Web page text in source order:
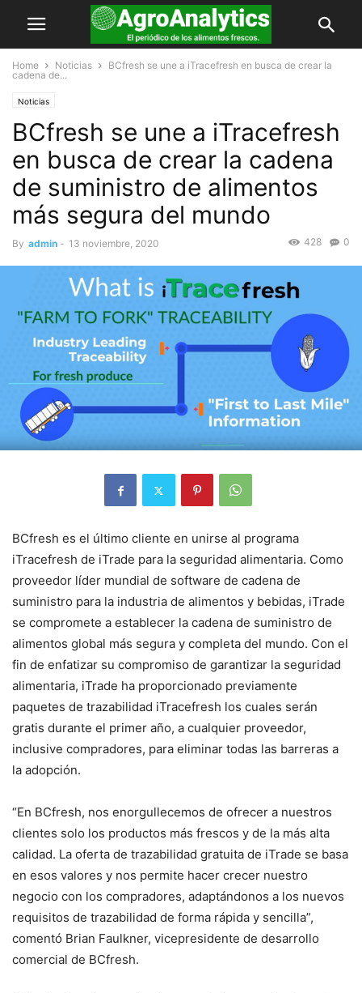
Home Noticias
BCfresh se une a iTracefresh en busca de crear la
cadena de...
Noticias
BCfresh se une a iTracefresh
en busca de crear la cadena
de suministro de alimentos
más segura del mundo
By admin - 13 noviembre, 2020 0
428
BCfresh es el último cliente en unirse al programa
iTracefresh de iTrade para la seguridad alimentaria. Como
proveedor líder mundial de software de cadena de
suministro para la industria de alimentos y bebidas, iTrade
se compromete a establecer la cadena de suministro de
alimentos global más segura y completa del mundo. Con el
fin de enfatizar su compromiso de garantizar la seguridad
alimentaria, iTrade ha proporcionado previamente
paquetes de trazabilidad iTracefresh los cuales serán
gratis durante el primer año, a cualquier proveedor,
inclusive compradores, para eliminar todas las barreras a
la adopción.
“En BCfresh, nos enorgullecemos de ofrecer a nuestros
clientes solo los productos más frescos y de la más alta
calidad. La oferta de trazabilidad gratuita de iTrade se basa
en esos valores y nos permite hacer crecer nuestro
negocio con los compradores, adaptándonos a los nuevos
requisitos de trazabilidad de forma rápida y sencilla”,
comentó Brian Faulkner, vicepresidente de desarrollo
comercial de BCfresh.